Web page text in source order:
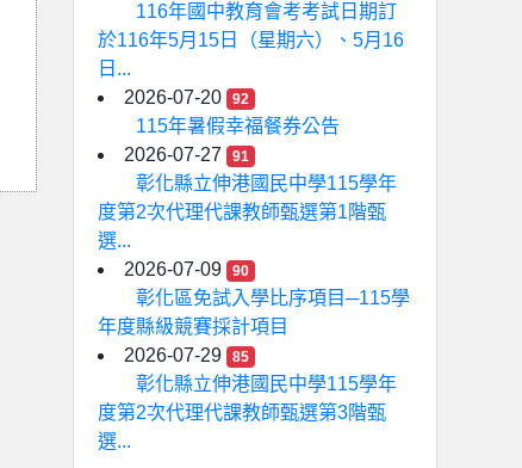
116年國中教育會考考試日期訂
於116年5月15日（星期六）、5月16
日...
2026-07-20
92
115年暑假幸福餐券公告
2026-07-27
91
彰化縣立伸港國民中學115學年
度第2次代理代課教師甄選第1階甄
選...
2026-07-09
90
彰化區免試入學比序項目─115學
年度縣級競賽採計項目
2026-07-29
85
彰化縣立伸港國民中學115學年
度第2次代理代課教師甄選第3階甄
選...